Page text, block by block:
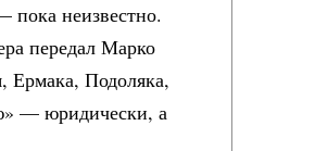
пока неизвестно.
передал Марко
Ермака, Подоляка,
— юридически, а